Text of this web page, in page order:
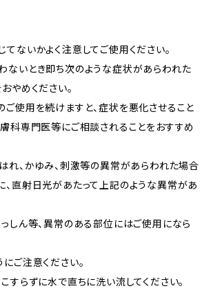
ないかよく注意してご使用ください。
ないとき即ち次のような症状があらわれた
やめください。
ご使用を続けますと、症状を悪化させること
科専門医等にご相談されることをおすすめ
れ、かゆみ、刺激等の異常があらわれた場合
直射日光があたって上記のような異常があ
しん等、異常のある部位にはご使用になら
ご注意ください。
すらずに水で直ちに洗い流してください。